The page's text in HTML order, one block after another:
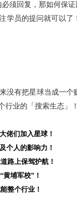
须回复，那如何保
学员的提问就可以
没有把星球当成一
业的「搜索生态」
佬们加入星球！
个人的影响力！
路上保驾护航！
埔军校”！
整个行业！